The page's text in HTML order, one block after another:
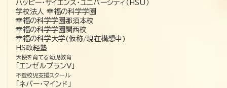
ハッピー・サイエンス・ユニバーシティ（HSU）
学校法人 幸福の科学学園
幸福の科学学園那須本校
幸福の科学学園関西校
幸福の科学大学(仮称/現在構想中)
HS政経塾
天使を育てる幼児教育
「エンゼルプランV」
不登校児支援スクール
「ネバー・マインド」